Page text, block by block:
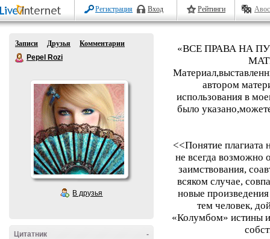
Регистрация Вход Рейтинги
Записи Друзья
Комментарии
Pepel Rozi
В друзья
-
Цитатник
«ВСЕ ПРАВА НА
автором
использования в
было
<<Понятие плагиата
не всегда возможно
заимствования,
всяком случае,
новые
тем человек,
«Колумбом» истины